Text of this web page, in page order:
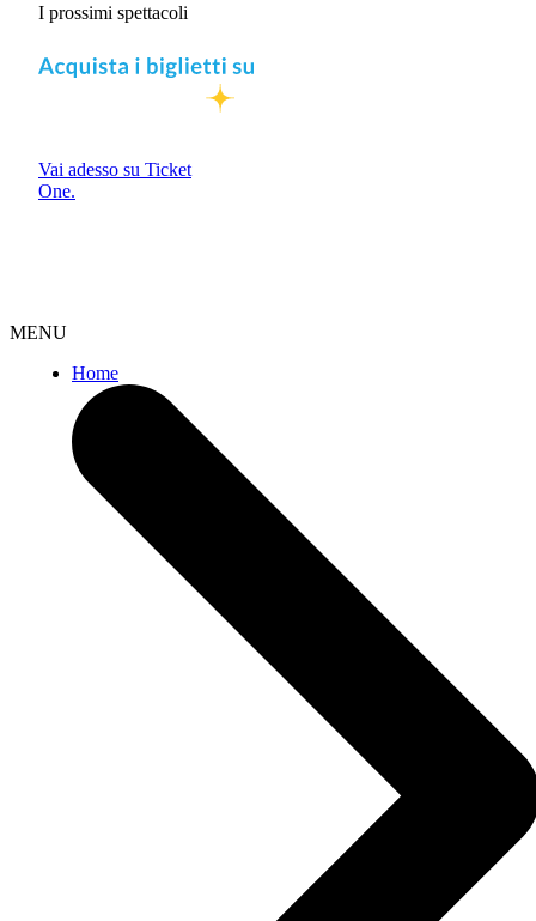
I prossimi spettacoli
Vai adesso su Ticket
One.
MENU
Home